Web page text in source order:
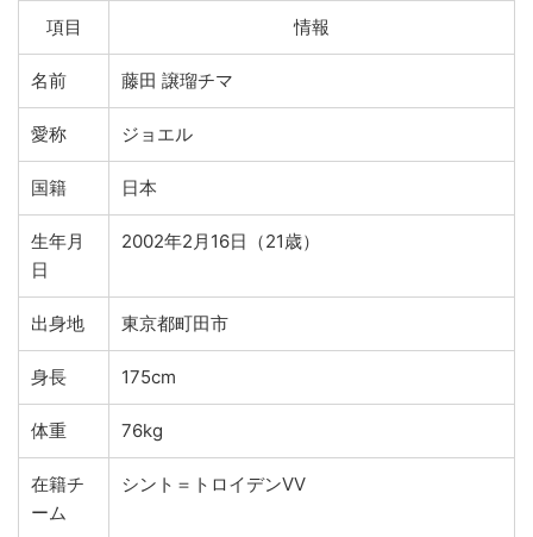
項目 情報
名前 藤田 譲瑠チマ
愛称 ジョエル
国籍 日本
生年月
日
2002年2月16日（21歳）
出身地 東京都町田市
身長 175cm
体重 76kg
在籍チ
ーム
シント＝トロイデンVV